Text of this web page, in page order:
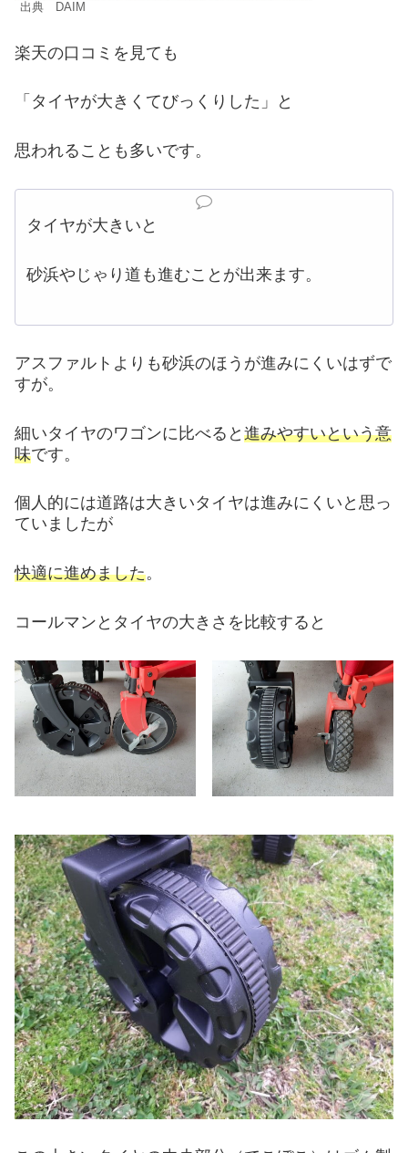
出典 DAIM
楽天の口コミを見ても
「タイヤが大きくてびっくりした」と
思われることも多いです。
タイヤが大きいと
砂浜やじゃり道も進むことが出来ます。
アスファルトよりも砂浜のほうが進みにくいはずで
すが。
細いタイヤのワゴンに比べると 進みやすいという意
味です。
個人的には道路は大きいタイヤは進みにくいと思っ
ていましたが
快適に進めました。
コールマンとタイヤの大きさを比較すると